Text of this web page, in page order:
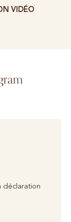
VIDÉO
déclaration